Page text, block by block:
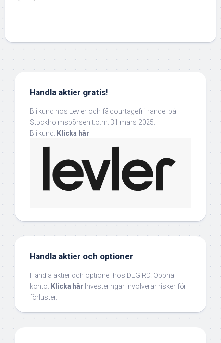
Handla aktier gratis!
Bli kund hos Levler och få courtagefri handel på
Stockholmsbörsen t.o.m. 31 mars 2025.
Bli kund: Klicka här
Handla aktier och optioner
Handla aktier och optioner hos DEGIRO. Öppna
konto: Klicka här Investeringar involverar risker för
förluster.